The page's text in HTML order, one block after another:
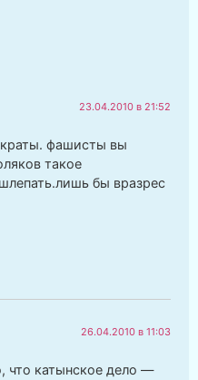
23.04.2010 в 21:52
фашисты вы
такое
бы вразрес
26.04.2010 в 11:03
что катынское дело —